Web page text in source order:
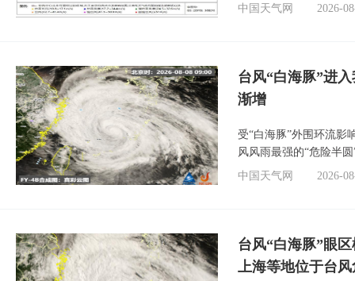
中国天气网
2026-
台风“白海豚”进
渐增
受“白海豚”外围环流影
风风雨最强的“危险半
中国天气网
2026-
台风“白海豚”眼
上海等地位于台